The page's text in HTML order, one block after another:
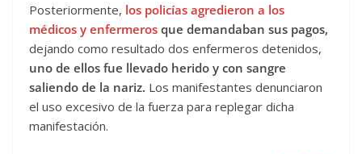
Posteriormente, los policías agredieron a los
médicos y enfermeros que demandaban sus pagos,
dejando como resultado dos enfermeros detenidos,
uno de ellos fue llevado herido y con sangre
saliendo de la nariz. Los manifestantes denunciaron
el uso excesivo de la fuerza para replegar dicha
manifestación.